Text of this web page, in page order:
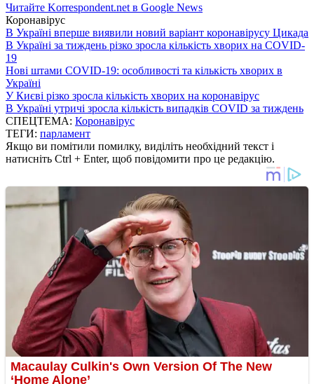
Читайте Korrespondent.net в Google News
Коронавірус
В Україні вперше виявили новий варіант коронавірусу Цикада
В Україні за тиждень різко зросла кількість хворих на COVID-
19
Нові штами COVID-19: особливості та кількість хворих в
Україні
У Києві різко зросла кількість хворих на коронавірус
В Україні утричі зросла кількість випадків COVID за тиждень
СПЕЦТЕМА: Коронавірус
ТЕГИ: парламент
Якщо ви помітили помилку, виділіть необхідний текст і
натисніть Ctrl + Enter, щоб повідомити про це редакцію.